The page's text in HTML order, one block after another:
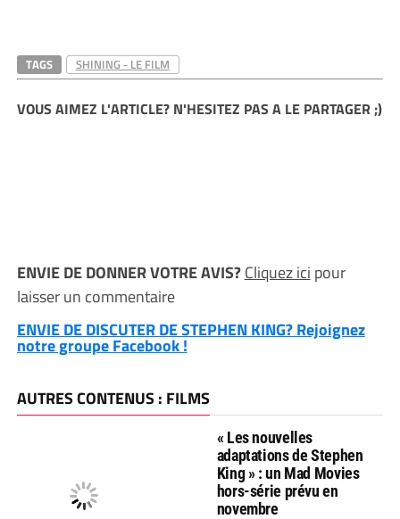
TAGS SHINING - LE FILM
VOUS AIMEZ L'ARTICLE? N'HESITEZ PAS A LE PARTAGER ;)
ENVIE DE DONNER VOTRE AVIS?Cliquez ici pour
laisser un commentaire
ENVIE DE DISCUTER DE STEPHEN KING? Rejoignez
notre groupe Facebook !
AUTRES CONTENUS : FILMS
« Les nouvelles
adaptations de Stephen
King » : un Mad Movies
hors-série prévu en
novembre